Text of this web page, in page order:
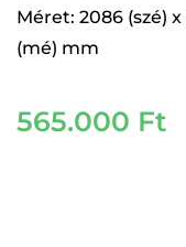
Méret: 2086 (szé)
(mé) mm
565.000 Ft